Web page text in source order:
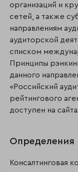
организаций и
сетей, а также
направлениям
аудиторской
списком
Принципы
данного
«Российский
рейтингового
доступен на
Определения
Консалтинговая